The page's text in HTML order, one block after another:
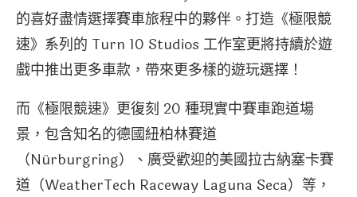
的喜好盡情選擇賽車旅程中的夥伴。打造《極限競
速》系列的 Turn 10 Studios 工作室更將持續於遊
戲中推出更多車款，帶來更多樣的遊玩選擇！
而《極限競速》更復刻 20 種現實中賽車跑道場
景，包含知名的德國紐柏林賽道
（Nürburgring）、廣受歡迎的美國拉古納塞卡賽
道（WeatherTech Raceway Laguna Seca）等，